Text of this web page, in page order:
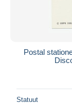
Postal
Statuut